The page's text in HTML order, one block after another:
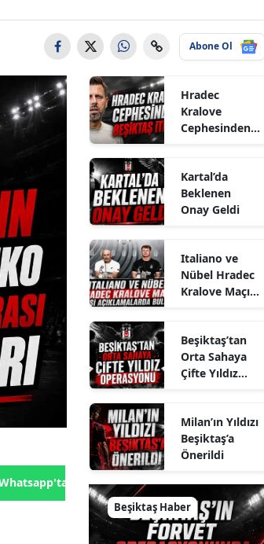
Abone Ol
Gönder
Hradec
Kralove
Cephesinden
Kartal’da
Beklenen
Onay Geldi
Italiano ve
Nübel Hradec
Kralove Maçı
Bulundu
Beşiktaş’tan
Orta Sahaya
Çifte Yıldız
Milan’ın Yıldızı
Beşiktaş’a
Önerildi
Beşiktaş Haber